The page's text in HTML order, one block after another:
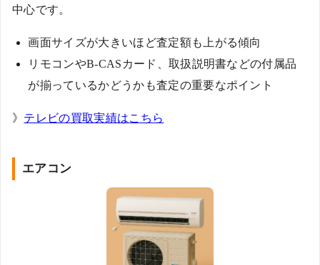
中心です。
画面サイズが大きいほど査定額も上がる傾向
リモコンやB-CASカード、取扱説明書などの付属品
が揃っているかどうかも査定の重要なポイント
》 テレビの買取実績はこちら
エアコン